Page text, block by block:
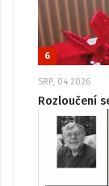
6
SRP, 04 2026
Rozloučení